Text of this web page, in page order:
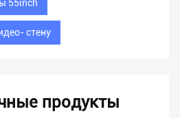
55inch
стену
продукты